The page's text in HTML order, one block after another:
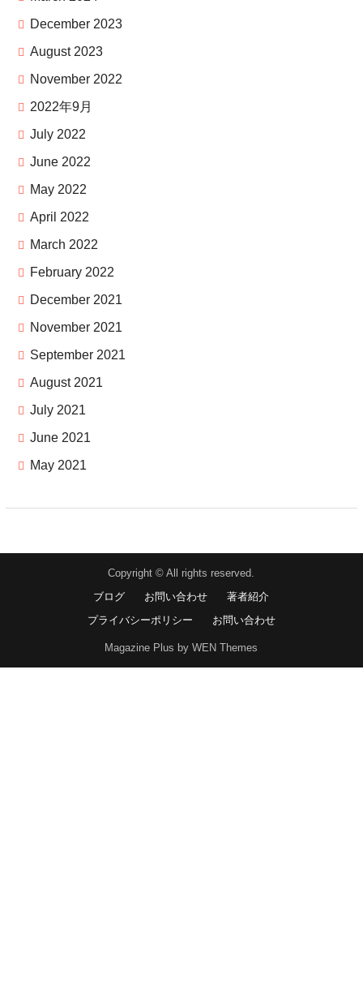
December 2023
August 2023
November 2022
2022年9月
July 2022
June 2022
May 2022
April 2022
March 2022
February 2022
December 2021
November 2021
September 2021
August 2021
July 2021
June 2021
May 2021
Copyright © All rights reserved.
ブログ
お問い合わせ
著者紹介
プライバシーポリシー
お問い合わせ
Magazine Plus by WEN Themes